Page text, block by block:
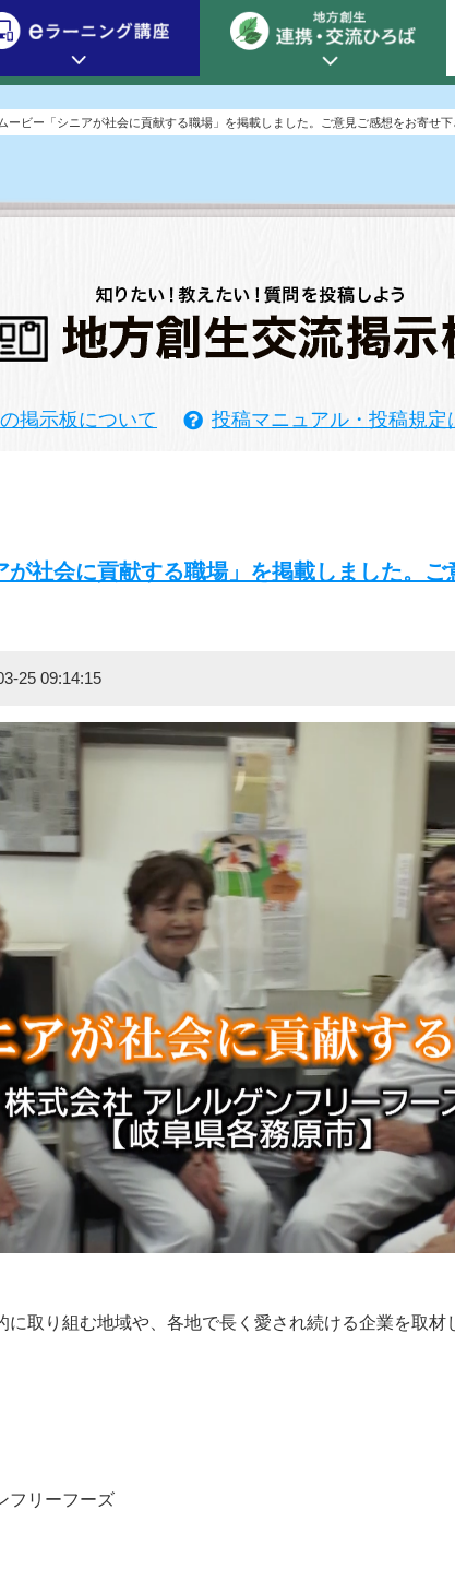
生カレッジ
地方創生カレッジについて
サイトマップ
ｅラーニング講座
地方創生×デジタルNew!
イベント情報
ービー「シニアが社会に貢献する職場」を掲載しました。ご意見ご感想をお寄せ下
掲示板について 投稿マニュアル・投稿規定
が社会に貢献する職場」を掲載しました。ご
25 09:14:15
に取り組む地域や、各地で長く愛され続ける企業を取
フリーフーズ